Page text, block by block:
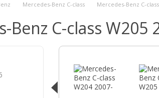
Mercedes-Benz C-class Mercedes-Benz C-
Benz C-class W205